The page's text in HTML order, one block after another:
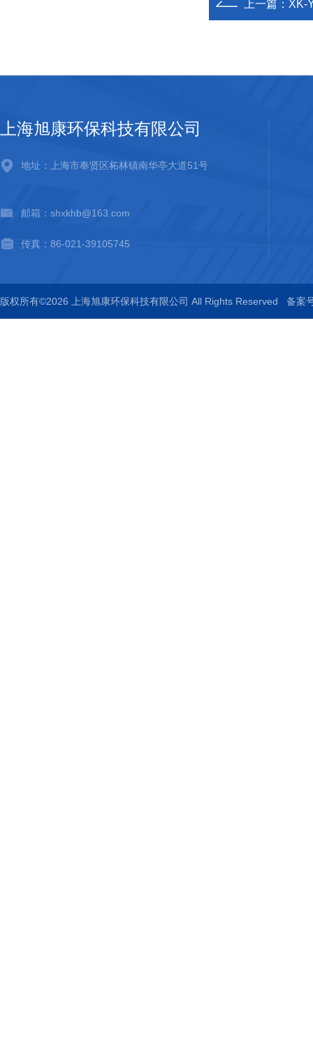
上一篇： XK-
上海旭康环保科技有限公司
地址：上海市奉贤区柘林镇南华亭大道51号
邮箱：shxkhb@163.com
传真：86-021-39105745
版权所有©2026 上海旭康环保科技有限公司 All Rights Reserved 备案